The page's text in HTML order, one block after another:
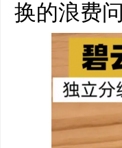
换的浪费问